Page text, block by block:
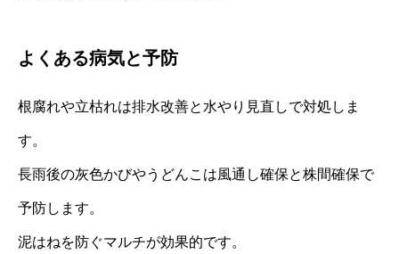
よくある病気と予防
根腐れや立枯れは排水改善と水やり見直しで対処しま
す。
長雨後の灰色かびやうどんこは風通し確保と株間確保で
予防します。
泥はねを防ぐマルチが効果的です。